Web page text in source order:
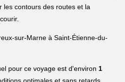
les contours des routes et la
sur-Marne à Saint-Étienne-du-
pour ce voyage est d'environ1